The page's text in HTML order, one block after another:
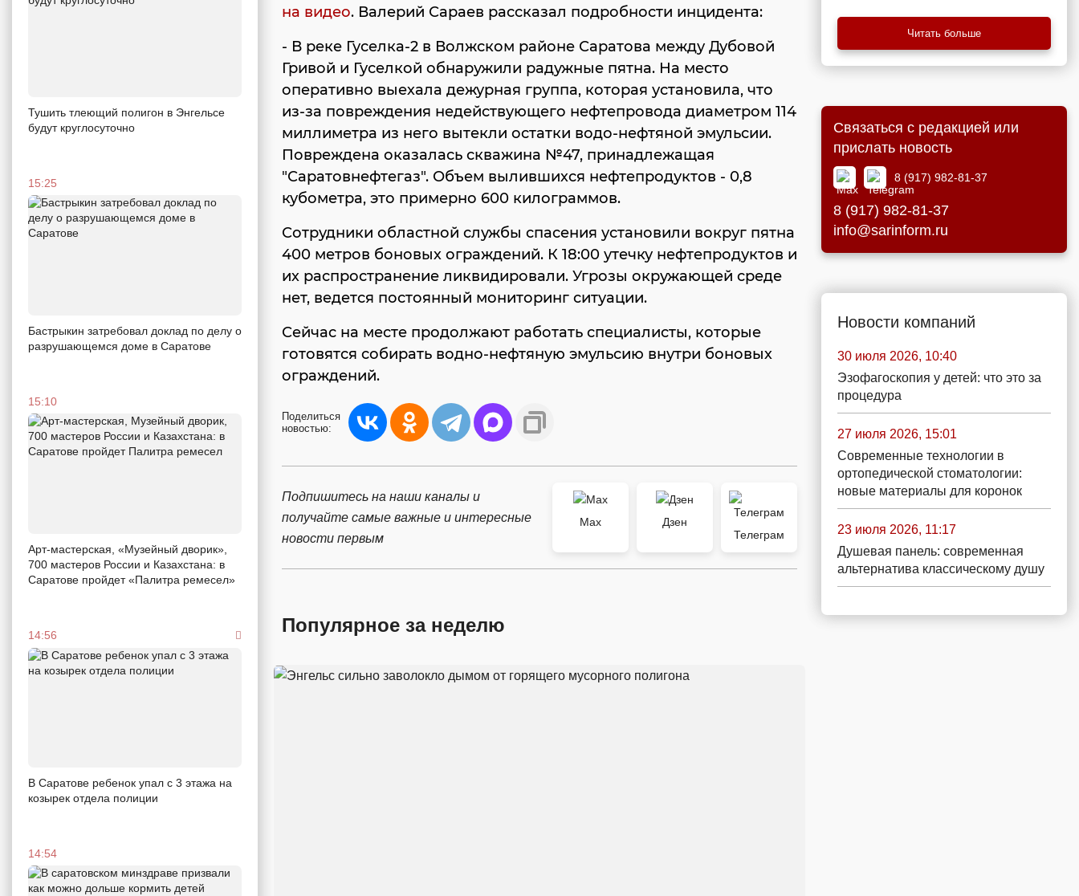
Тушить тлеющий полигон в Энгельсе
будут круглосуточно
15:25
Бастрыкин затребовал доклад по делу о
разрушающемся доме в Саратове
15:10
Арт-мастерская, «Музейный дворик»,
700 мастеров России и Казахстана: в
Саратове пройдет «Палитра ремесел»
14:56
В Саратове ребенок упал с 3 этажа на
козырек отдела полиции
14:54
на видео. Валерий Сараев рассказал подробности инцидента:
- В реке Гуселка-2 в Волжском районе Саратова между Дубовой
Гривой и Гуселкой обнаружили радужные пятна. На место
оперативно выехала дежурная группа, которая установила, что
из-за повреждения недействующего нефтепровода диаметром 114
миллиметра из него вытекли остатки водо-нефтяной эмульсии.
Повреждена оказалась скважина №47, принадлежащая
"Саратовнефтегаз". Объем вылившихся нефтепродуктов - 0,8
кубометра, это примерно 600 килограммов.
Сотрудники областной службы спасения установили вокруг пятна
400 метров боновых ограждений. К 18:00 утечку нефтепродуктов и
их распространение ликвидировали. Угрозы окружающей среде
нет, ведется постоянный мониторинг ситуации.
Сейчас на месте продолжают работать специалисты, которые
готовятся собирать водно-нефтяную эмульсию внутри боновых
ограждений.
Поделиться
новостью:
Подпишитесь на наши каналы и
получайте самые важные и интересные
новости первым
Max
Дзен
Телеграм
Популярное за неделю
Читать больше
Связаться с редакцией или
прислать новость
8 (917) 982-81-37
8 (917) 982-81-37
info@sarinform.ru
Новости компаний
30 июля 2026, 10:40
Эзофагоскопия у детей: что это за
процедура
27 июля 2026, 15:01
Современные технологии в
ортопедической стоматологии:
новые материалы для коронок
23 июля 2026, 11:17
Душевая панель: современная
альтернатива классическому душу